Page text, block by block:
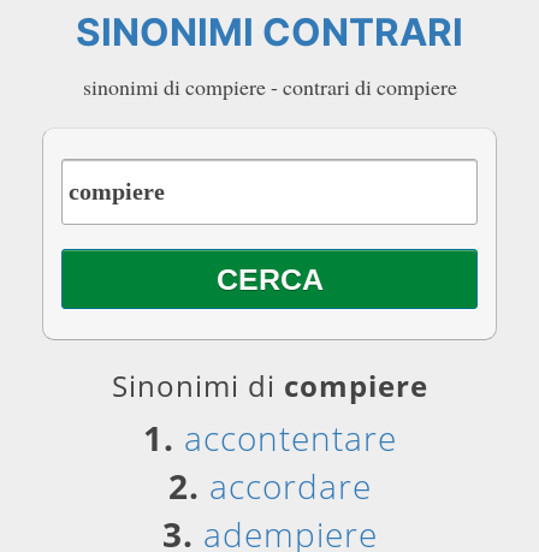
SINONIMI CONTRARI
sinonimi di compiere - contrari di compiere
Sinonimi di compiere
1. accontentare
2. accordare
3. adempiere